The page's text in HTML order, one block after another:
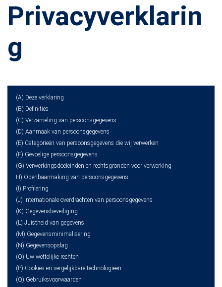
Privacyverklarin
g
(A) Deze verklaring
(B) Definities
(C) Verzameling van persoonsgegevens
(D) Aanmaak van persoonsgegevens
(E) Categorieën van persoonsgegevens die wij verwerken
(F) Gevoelige persoonsgegevens
(G) Verwerkingsdoeleinden en rechtsgronden voor verwerking
H) Openbaarmaking van persoonsgegevens
(I) Profilering
(J) Internationale overdrachten van persoonsgegevens
(K) Gegevensbeveiliging
(L) Juistheid van gegevens
(M) Gegevensminimalisering
(N) Gegevensopslag
(O) Uw wettelijke rechten
(P) Cookies en vergelijkbare technologieën
(Q) Gebruiksvoorwaarden